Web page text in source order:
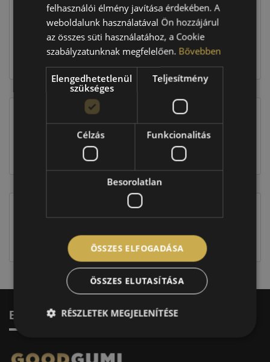
217 160 Ft
Kosárba
EU-s abroncscímke
címkével ellátott abroncs kerül kiszállításra.
Elérhetőség
felhasználói élmény javítása érdekében. A
weboldalunk használatával Ön hozzájárul
az összes süti használatához, a Cookie
szabályzatunknak megfelelően. Bővebben
Elengedhetetlenül
szükséges
Teljesítmény
Célzás Funkcionalitás
Besorolatlan
ÖSSZES ELFOGADÁSA
ÖSSZES ELUTASÍTÁSA
RÉSZLETEK MEGJELENÍTÉSE